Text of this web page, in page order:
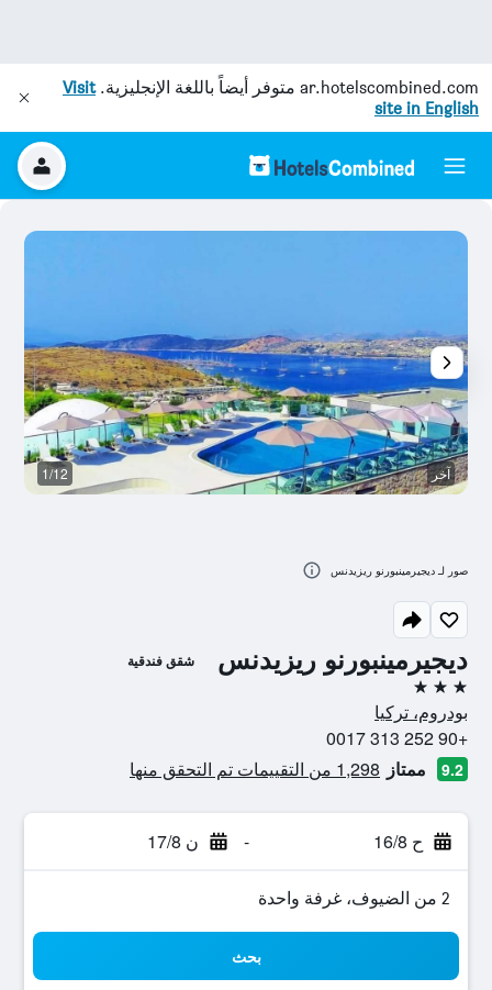
ar.hotelscombined.com متوفر أيضاً باللغة الإنجليزية.Visit
site in English
ديجيرمينبورنو ريزيدنس شقق فندقية
3 نجوم
بودروم، تركيا
+90 252 313 0017
9.2 ممتاز 1,298 من التقييمات تم التحقق منها
ح 16/8 - ن 17/8
2 من الضيوف، غرفة واحدة
بحث
آخر 1/12
صور لـ ديجيرمينبورنو ريزيدنس